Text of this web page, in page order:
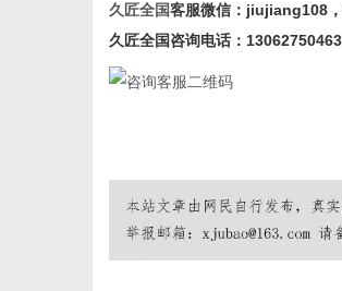
久匠全国客服微信： jiujiang108
久匠全国咨询电话：